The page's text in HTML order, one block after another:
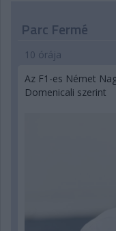
Parc Fermé
10 órája
Az F1-es Német
Domenicali szerint